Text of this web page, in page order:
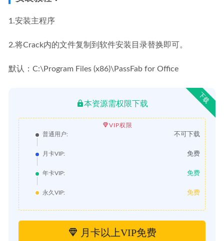
1.安装主程序
2.将Crack内的文件复制到软件安装目录替换即可。
默认：C:\Program Files (x86)\PassFab for Office
下载
本资源需权限下载
VIP权限
普通用户:
不可下载
月卡VIP: 免费
年卡VIP: 免费
永久VIP: 免费
月卡以上VIP免费